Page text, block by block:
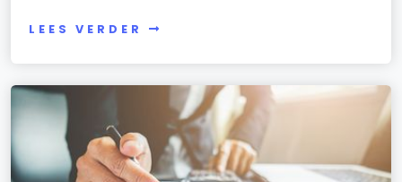
LEES VERDER